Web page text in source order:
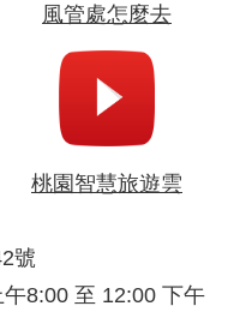
風管處怎麼去
桃園智慧旅遊雲
號
8:00 至 12:00 下午